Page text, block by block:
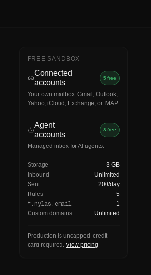
FREE SANDBOX
Connected
accounts
5 free
Your own mailbox: Gmail, Outlook,
Yahoo, iCloud, Exchange, or IMAP.
Agent
accounts
3 free
Managed inbox for AI agents.
Storage
3 GB
Inbound
Unlimited
Sent
200/day
Rules
5
*.nylas.email
1
Custom domains
Unlimited
Production is uncapped, credit
card required. View pricing